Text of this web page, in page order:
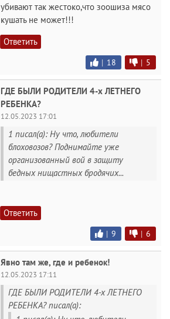
убивают так жестоко,что зоошиза мясо
кушать не может!!!
Ответить
| 18 | 5
ГДЕ БЫЛИ РОДИТЕЛИ 4-х ЛЕТНЕГО
РЕБЕНКА?
12.05.2023 17:01
1 писал(а): Ну что, любители
блоховозов? Поднимайте уже
организованный вой в защиту
бедных нищастных бродячих...
Ответить
| 9 | 6
Явно там же, где и ребенок!
12.05.2023 17:11
ГДЕ БЫЛИ РОДИТЕЛИ 4-х ЛЕТНЕГО
РЕБЕНКА? писал(а):